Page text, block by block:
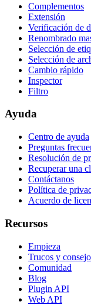
Complementos
Extensión
Verificación de
Renombrado
Selección de
Selección de
Cambio rápido
Inspector
Filtro
Ayuda
Centro de ayuda
Preguntas
Resolución de
Recuperar una
Contáctanos
Política de
Acuerdo de
Recursos
Empieza
Trucos y
Comunidad
Blog
Plugin API
Web API